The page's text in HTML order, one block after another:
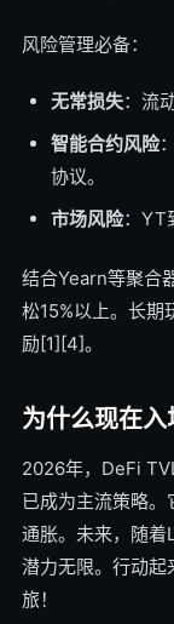
风险管理必备：
无常损失：流
智能合约风险
协议。
市场风险：YT
结合Yearn等聚合
松15%以上。长期
励[1][4]。
为什么现在
2026年，DeFi
已成为主流策略
通胀。未来，随着
潜力无限。行动
旅！